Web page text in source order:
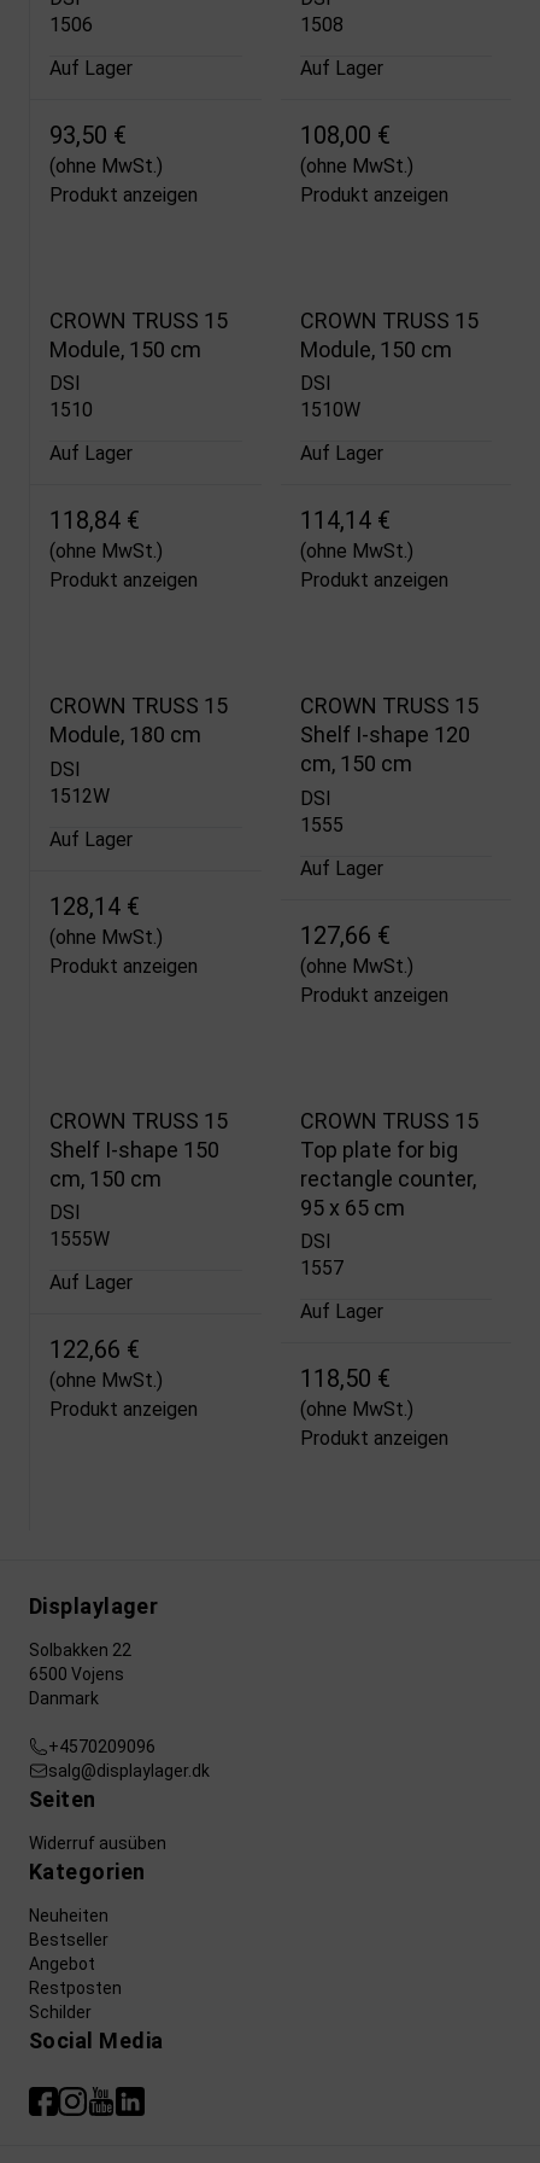
1506
Auf Lager
93,50 €
(ohne MwSt.)
Produkt anzeigen
1508
Auf Lager
108,00 €
(ohne MwSt.)
Produkt anzeigen
CROWN TRUSS 15
Module, 150 cm
DSI
1510
Auf Lager
118,84 €
(ohne MwSt.)
Produkt anzeigen
CROWN TRUSS 15
Module, 150 cm
DSI
1510W
Auf Lager
114,14 €
(ohne MwSt.)
Produkt anzeigen
CROWN TRUSS 15
Module, 180 cm
DSI
1512W
Auf Lager
128,14 €
(ohne MwSt.)
Produkt anzeigen
CROWN TRUSS 15
Shelf I-shape 120
cm, 150 cm
DSI
1555
Auf Lager
127,66 €
(ohne MwSt.)
Produkt anzeigen
CROWN TRUSS 15
Shelf I-shape 150
cm, 150 cm
DSI
1555W
Auf Lager
122,66 €
(ohne MwSt.)
Produkt anzeigen
CROWN TRUSS 15
Top plate for big
rectangle counter,
95 x 65 cm
DSI
1557
Auf Lager
118,50 €
(ohne MwSt.)
Produkt anzeigen
Displaylager
Solbakken 22
6500 Vojens
Danmark
+4570209096
salg@displaylager.dk
Seiten
Widerruf ausüben
Kategorien
Neuheiten
Bestseller
Angebot
Restposten
Schilder
Social Media